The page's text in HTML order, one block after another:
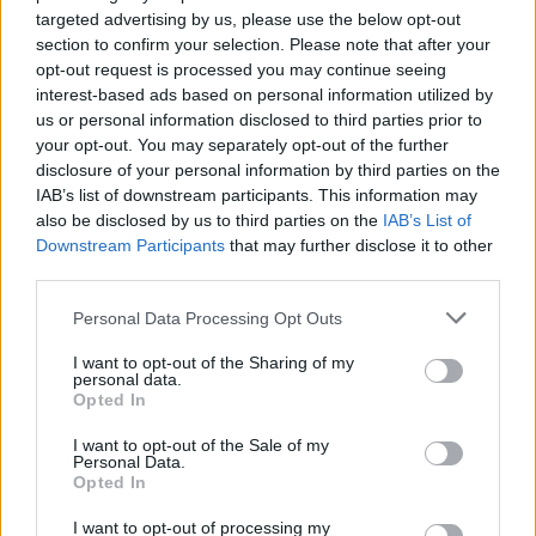
targeted advertising by us, please use the below opt-out
section to confirm your selection. Please note that after your
opt-out request is processed you may continue seeing
interest-based ads based on personal information utilized by
us or personal information disclosed to third parties prior to
your opt-out. You may separately opt-out of the further
disclosure of your personal information by third parties on the
IAB’s list of downstream participants. This information may
also be disclosed by us to third parties on the IAB’s List of
Downstream Participants that may further disclose it to other
Personal Data Processing Opt Outs
I want to opt-out of the Sharing of my
personal data.
Opted In
I want to opt-out of the Sale of my
Personal Data.
Opted In
I want to opt-out of processing my
Castelo Branco: “Bienal Internacional de Artes e Ofícios”
promete afirmar artesanato, património e inovação como
“motores de desenvolvimento económico e cultural” do
município português
Covilhã: Especialista aponta investimento estrangeiro e
valorização imobiliária como motores do crescimento da
Beira Interior
Rio de Janeiro: Governo do Estado propõe parceria com a
Esposende acolhe festival de kitesurf